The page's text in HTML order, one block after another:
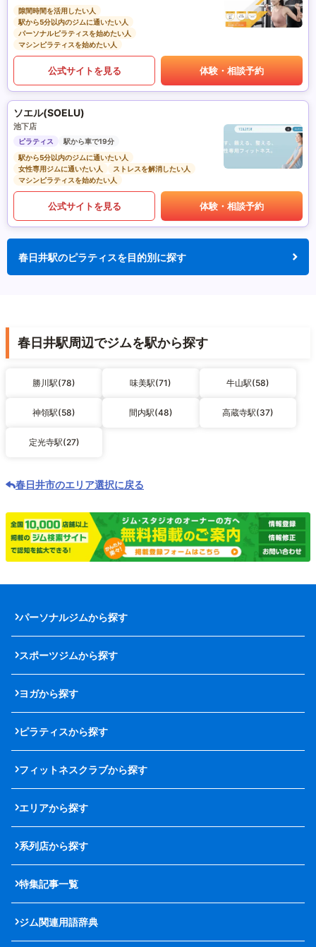
隙間時間を活用したい人
駅から5分以内のジムに通いたい人
パーソナルピラティスを始めたい人
マシンピラティスを始めたい人
公式サイトを見る 体験・相談予約
ソエル(SOELU)
池下店
ピラティス
駅から車で19分
駅から5分以内のジムに通いたい人
女性専用ジムに通いたい人
ストレスを解消したい人
マシンピラティスを始めたい人
公式サイトを見る 体験・相談予約
春日井駅のピラティスを目的別に探す
春日井駅周辺でジムを駅から探す
勝川駅(78) 味美駅(71) 牛山駅(58)
神領駅(58) 間内駅(48) 高蔵寺駅(37)
定光寺駅(27)
春日井市のエリア選択に戻る
パーソナルジムから探す
スポーツジムから探す
ヨガから探す
ピラティスから探す
フィットネスクラブから探す
エリアから探す
系列店から探す
特集記事一覧
ジム関連用語辞典